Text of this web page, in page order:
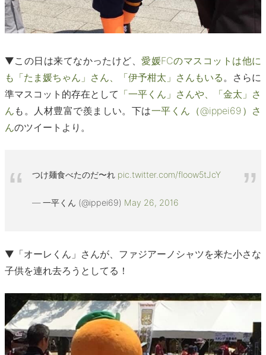
▼この日は来てなかったけど、愛媛FCのマスコットは他に
も「たま媛ちゃん」さん、「伊予柑太」さんもいる。さらに
準マスコット的存在として 「一平くん」さんや、「金太」さ
ん も。人材豊富で羨ましい。下は一平くん（@ippei69）さ
んのツイートより。
つけ麺食べたのだ〜れ pic.twitter.com/floow5tJcY
— 一平くん (@ippei69) May 26, 2016
▼「オーレくん」さんが、ファジアーノシャツを来た小さな
子供を連れ去ろうとしてる！